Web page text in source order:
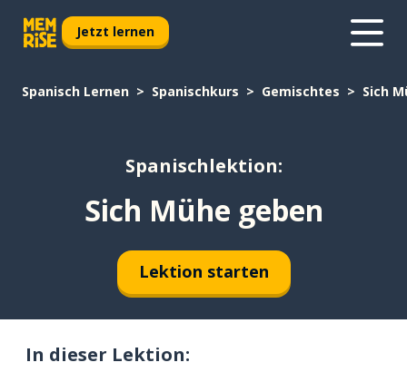
Jetzt lernen
Spanisch Lernen Spanischkurs Gemischtes Sich
Spanischlektion:
Sich Mühe geben
Lektion starten
In dieser Lektion: